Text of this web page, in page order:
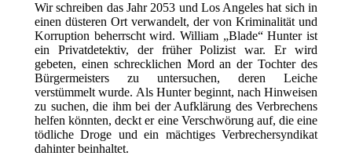
Wir schreiben das Jahr 2053 und Los Angeles hat sich in
einen düsteren Ort verwandelt, der von Kriminalität und
Korruption beherrscht wird. William „Blade“ Hunter ist
ein Privatdetektiv, der früher Polizist war. Er wird
gebeten, einen schrecklichen Mord an der Tochter des
Bürgermeisters zu untersuchen, deren Leiche
verstümmelt wurde. Als Hunter beginnt, nach Hinweisen
zu suchen, die ihm bei der Aufklärung des Verbrechens
helfen könnten, deckt er eine Verschwörung auf, die eine
tödliche Droge und ein mächtiges Verbrechersyndikat
dahinter beinhaltet.